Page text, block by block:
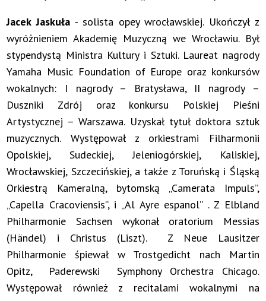
Jacek Jaskuła- solista opey wrocławskiej. Ukończył z
wyróżnieniem Akademię Muzyczną we Wrocławiu. Był
stypendystą Ministra Kultury i Sztuki. Laureat nagrody
Yamaha Music Foundation of Europe oraz konkursów
wokalnych: I nagrody – Bratysława, II nagrody –
Duszniki Zdrój oraz konkursu Polskiej Pieśni
Artystycznej – Warszawa. Uzyskał tytuł doktora sztuk
muzycznych. Występował z orkiestrami Filharmonii
Opolskiej, Sudeckiej, Jeleniogórskiej, Kaliskiej,
Wrocławskiej, Szczecińskiej, a także z Toruńską i Śląską
Orkiestrą Kameralną, bytomską „Camerata Impuls”,
„Capella Cracoviensis”, i „Al Ayre espanol” . Z Elbland
Philharmonie Sachsen wykonał oratorium Messias
(Händel) i Christus (Liszt). Z Neue Lausitzer
Philharmonie śpiewał w Trostgedicht nach Martin
Opitz, Paderewski Symphony Orchestra Chicago.
Występował również z recitalami wokalnymi na